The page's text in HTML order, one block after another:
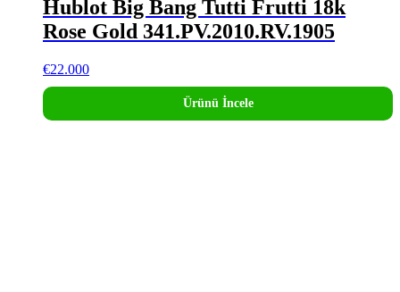
Hublot Big Bang Tutti Frutti 18k
Rose Gold 341.PV.2010.RV.1905
€22.000
Ürünü İncele